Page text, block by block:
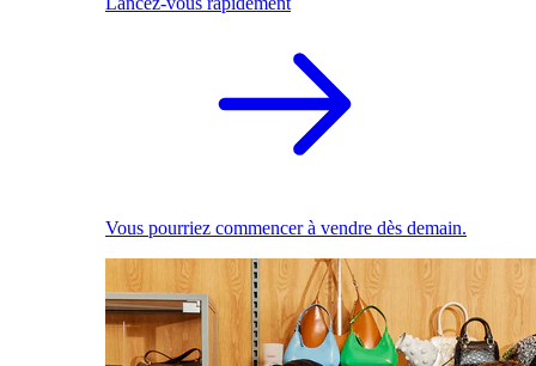
Vous pourriez commencer à vendre dès demain.